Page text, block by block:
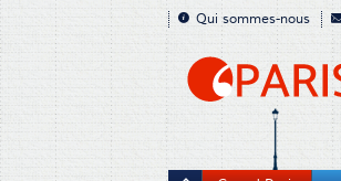
Qui sommes-nous